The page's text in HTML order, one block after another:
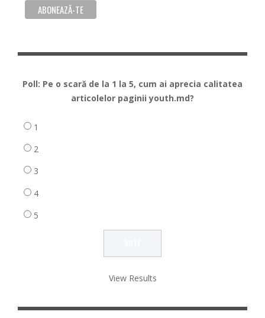
Poll: Pe o scară de la 1 la 5, cum ai aprecia calitatea
articolelor paginii youth.md?
1
2
3
4
5
View Results